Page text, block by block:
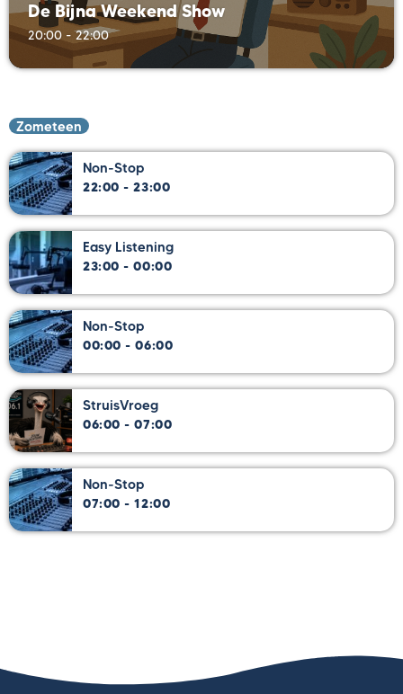
De Bijna Weekend Show
20:00 - 22:00
Zometeen
Non-Stop
22:00 - 23:00
Easy Listening
23:00 - 00:00
Non-Stop
00:00 - 06:00
StruisVroeg
06:00 - 07:00
Non-Stop
07:00 - 12:00